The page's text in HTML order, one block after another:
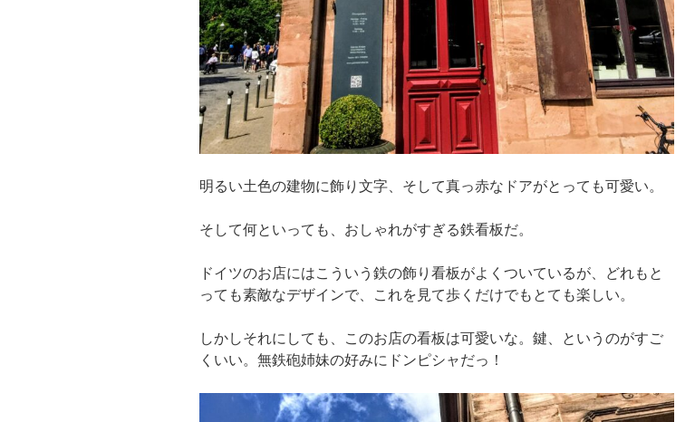
明るい土色の建物に飾り文字、そして真っ赤なドアがとっても可愛い。
そして何といっても、おしゃれがすぎる鉄看板だ。
ドイツのお店にはこういう鉄の飾り看板がよくついているが、どれもと
っても素敵なデザインで、これを見て歩くだけでもとても楽しい。
しかしそれにしても、このお店の看板は可愛いな。鍵、というのがすご
くいい。無鉄砲姉妹の好みにドンピシャだっ！